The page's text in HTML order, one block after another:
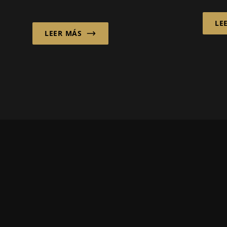
inteligente de edificios –
los temas de
LEER MÁS
la